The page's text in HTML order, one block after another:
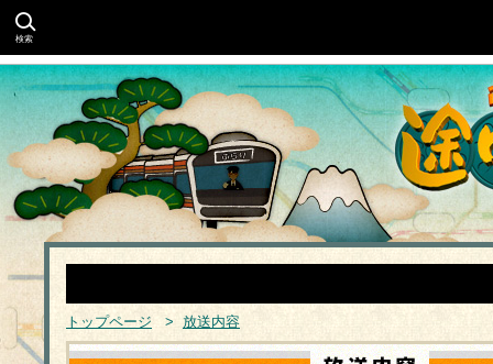
検索
トップページ > 放送内容